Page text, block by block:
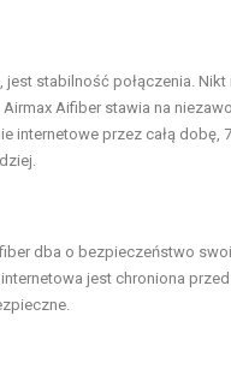
stabilność połączenia.
Aifiber stawia na
przez całą dobę,
dba o bezpieczeństwo
jest chroniona